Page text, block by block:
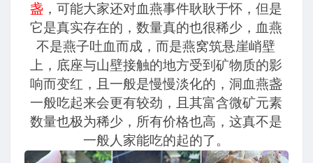
盏，可能大家还对血燕事件耿耿于怀，但是
它是真实存在的，数量真的也很稀少，血燕
不是燕子吐血而成，而是燕窝筑悬崖峭壁
上，底座与山壁接触的地方受到矿物质的影
响而变红，且一般是慢慢淡化的，洞血燕盏
一般吃起来会更有较劲，且其富含微矿元素
数量也极为稀少，所有价格也高，这真不是
一般人家能吃的起的了。